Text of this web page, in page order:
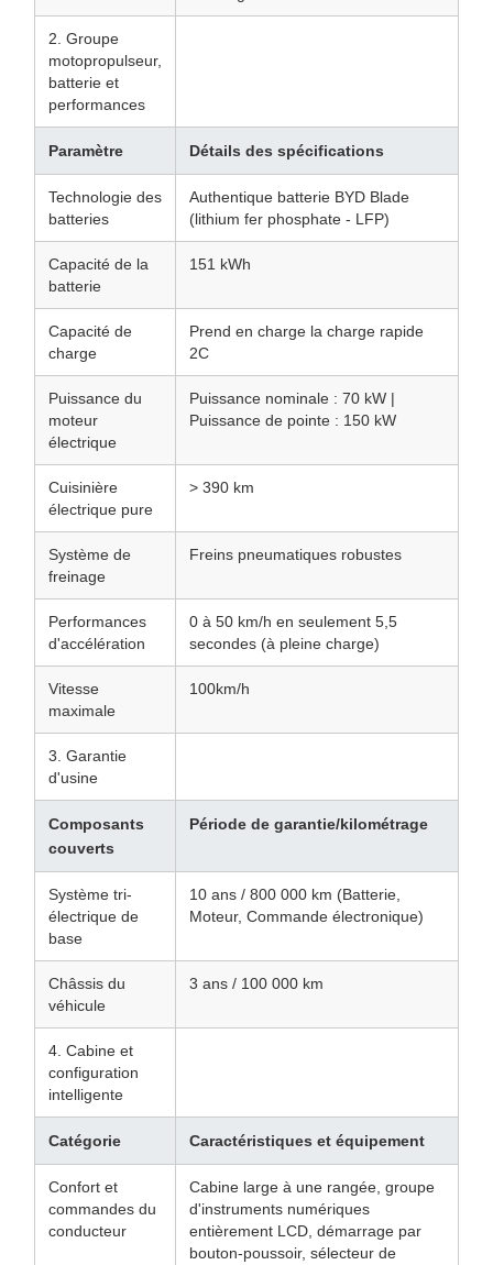
2. Groupe
motopropulseur,
batterie et
performances
Paramètre Détails des spécifications
Technologie des
batteries
Authentique batterie BYD Blade
(lithium fer phosphate - LFP)
Capacité de la
batterie
151 kWh
Capacité de
charge
Prend en charge la charge rapide
2C
Puissance du
moteur
électrique
Puissance nominale : 70 kW |
Puissance de pointe : 150 kW
Cuisinière
électrique pure
> 390 km
Système de
freinage
Freins pneumatiques robustes
Performances
d'accélération
0 à 50 km/h en seulement 5,5
secondes (à pleine charge)
Vitesse
maximale
100km/h
3. Garantie
d'usine
Composants
couverts
Période de garantie/kilométrage
Système tri-
électrique de
base
10 ans / 800 000 km (Batterie,
Moteur, Commande électronique)
Châssis du
véhicule
3 ans / 100 000 km
4. Cabine et
configuration
intelligente
Catégorie Caractéristiques et équipement
Confort et
commandes du
conducteur
Cabine large à une rangée, groupe
d'instruments numériques
entièrement LCD, démarrage par
bouton-poussoir, sélecteur de